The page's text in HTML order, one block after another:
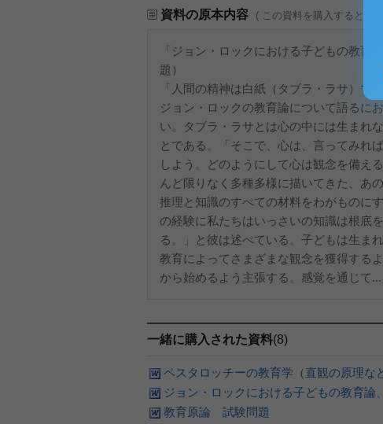
資料の原本内容 ( この資料を購入すると、
「ジョン・ロックにおける子どもの教育
題）
「人間の精神は白紙（タブラ・ラサ）で
ジョン・ロックの教育論について語るに
い。タブラ・ラサとは心の中には生まれ
とである。「そこで、心は、言ってみれ
しよう。どのようにして心は観念を備え
んど限りなく多種多様に描いてきた、あ
推理と知識のすべての材料をわがものに
の経験に私たちはいっさいの知識は根底
る。」と彼は述べている。子どもは生ま
教育によってさまざまな観念を獲得する
から始めるよう主張する。感覚を通じて...
一緒に購入された資料(8)
ペスタロッチーの教育学（直観の原理な
ジョン・ロックにおける子どもの教育論
教育原論 試験問題